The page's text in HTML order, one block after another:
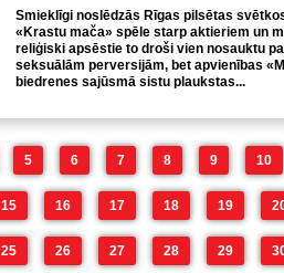
Smieklīgi noslēdzās Rīgas pilsētas
«Krastu mača» spēle starp aktieriem un
reliģiski apsēstie to droši vien nosauktu
seksuālām perversijām, bet apvienības
biedrenes sajūsmā sistu plaukstas...
5 6 7 8 9 10
15 16 17 18 19
25 26 27 28 29